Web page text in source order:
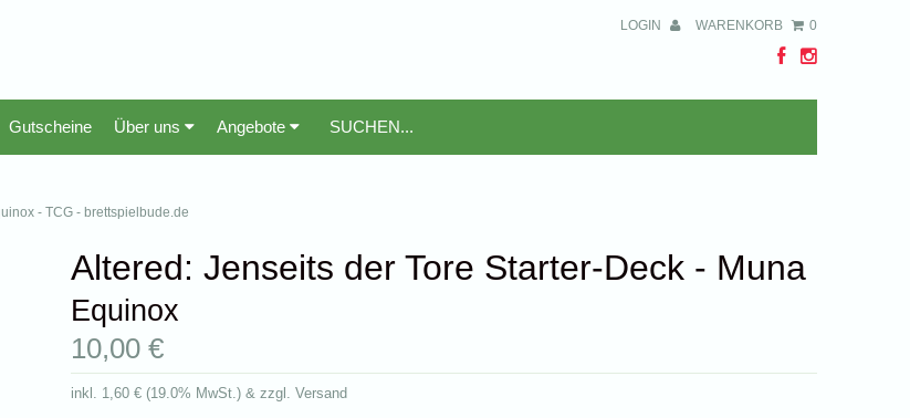
LOGIN WARENKORB 0
Gutscheine Über uns Angebote
- TCG - brettspielbude.de
Altered: Jenseits der Tore Starter-Deck - Muna
Equinox
10,00 €
inkl. 1,60 €(19.0% MwSt.) & zzgl. Versand